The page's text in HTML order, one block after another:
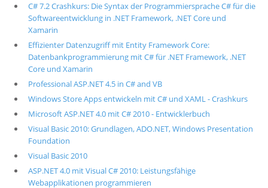
C# 7.2 Crashkurs: Die Syntax der Programmiersprache C# für die
Softwareentwicklung in .NET Framework, .NET Core und
Xamarin
Effizienter Datenzugriff mit Entity Framework Core:
Datenbankprogrammierung mit C# für .NET Framework, .NET
Core und Xamarin
Professional ASP.NET 4.5 in C# and VB
Windows Store Apps entwickeln mit C# und XAML - Crashkurs
Microsoft ASP.NET 4.0 mit C# 2010 - Entwicklerbuch
Visual Basic 2010: Grundlagen, ADO.NET, Windows Presentation
Foundation
Visual Basic 2010
ASP.NET 4.0 mit Visual C# 2010: Leistungsfähige
Webapplikationen programmieren